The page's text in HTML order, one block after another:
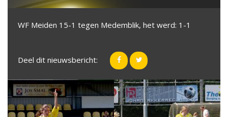
WF Meiden 15-1 tegen Medemblik, het werd: 1-1
Deel dit nieuwsbericht: